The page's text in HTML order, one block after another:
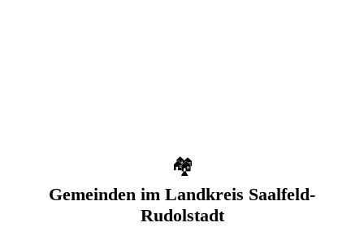
🏘️
Gemeinden im Landkreis Saalfeld-
Rudolstadt